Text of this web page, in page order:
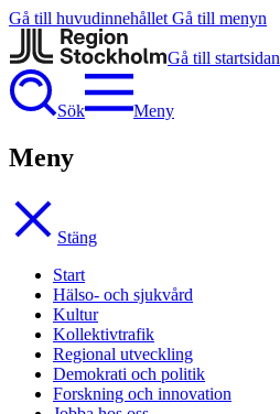
Gå till huvudinnehållet Gå till menyn
Gå till startsidan
Sök Meny
Meny
Stäng
Start
Hälso- och sjukvård
Kultur
Kollektivtrafik
Regional utveckling
Demokrati och politik
Forskning och innovation